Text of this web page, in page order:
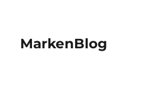
MarkenBlog